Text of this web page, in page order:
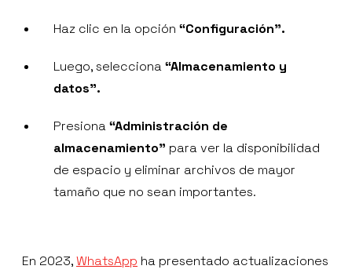
Haz clic en la opción “Configuración”.
Luego, selecciona“Almacenamiento y
datos”.
Presiona“Administración de
almacenamiento” para ver la disponibilidad
de espacio y eliminar archivos de mayor
tamaño que no sean importantes.
En 2023,WhatsApp ha presentado actualizaciones